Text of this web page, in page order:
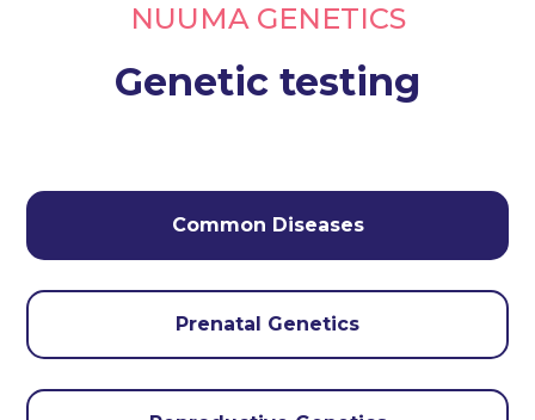
NUUMA GENETICS
Genetic testing
Common Diseases
Prenatal Genetics